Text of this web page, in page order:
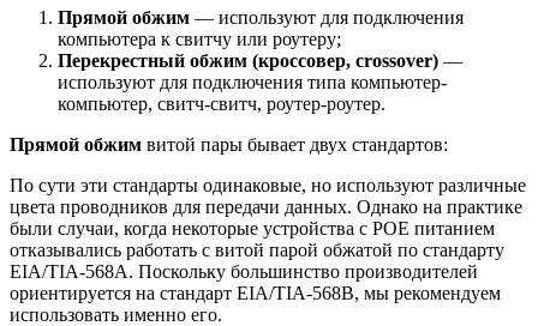
Прямой обжим — используют для подключения
компьютера к свитчу или роутеру;
Перекрестный обжим (кроссовер, сrossover) —
используют для подключения типа компьютер-
компьютер, свитч-свитч, роутер-роутер.
Прямой обжим витой пары бывает двух стандартов:
По сути эти стандарты одинаковые, но используют различные
цвета проводников для передачи данных. Однако на практике
были случаи, когда некоторые устройства с POE питанием
отказывались работать с витой парой обжатой по стандарту
EIA/TIA-568A. Поскольку большинство производителей
ориентируется на стандарт EIA/TIA-568B, мы рекомендуем
использовать именно его.